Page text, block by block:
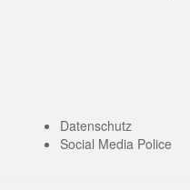
Datenschutz
Social Media Police